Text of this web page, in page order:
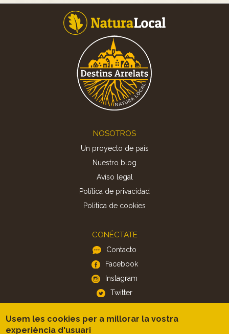
NOSOTROS
Un proyecto de país
Nuestro blog
Aviso legal
Política de privacidad
Politica de cookies
CONÉCTATE
Contacto
Facebook
Instagram
Twitter
APP
Usem les cookies per a millorar la vostra
experiència d'usuari